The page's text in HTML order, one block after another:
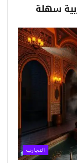
سهلة
التجارب